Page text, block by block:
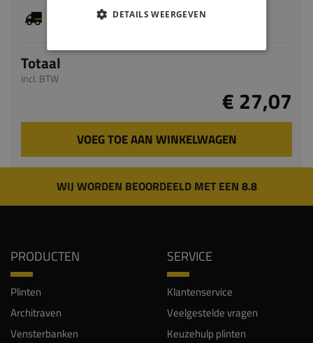
Je hebt gekozen voor maatwerk, de verwachte
levertijd bedraagt 5-7 werkdagen
Totaal
incl. BTW
€ 27,07
VOEG TOE AAN WINKELWAGEN
WIJ WORDEN BEOORDEELD MET EEN 8.8
PRODUCTEN
Plinten
Architraven
Vensterbanken
SERVICE
Klantenservice
Veelgestelde vragen
Keuzehulp plinten
DETAILS WEERGEVEN